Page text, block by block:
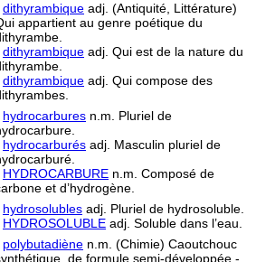
dithyrambique adj. (Antiquité, Littérature)
appartient au genre poétique du
dithyrambique adj. Qui est de la nature du
dithyrambique adj. Qui compose des
hydrocarbures n.m. Pluriel de
hydrocarburés adj. Masculin pluriel de
HYDROCARBURE n.m. Composé de
et d’hydrogène.
hydrosolubles adj. Pluriel de hydrosoluble.
HYDROSOLUBLE adj. Soluble dans l’eau.
polybutadiène n.m. (Chimie) Caoutchouc
de formule semi-développée -